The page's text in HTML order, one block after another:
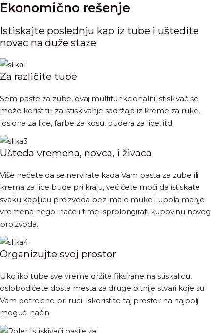
Ekonomično rešenje
Istiskajte poslednju kap iz tube i uštedite
novac na duže staze
Za različite tube
Sem paste za zube, ovaj multifunkcionalni istiskivač se
može koristiti i za istiskivanje sadržaja iz kreme za ruke,
losiona za lice, farbe za kosu, pudera za lice, itd.
Ušteda vremena, novca, i živaca
Više nećete da se nervirate kada Vam pasta za zube ili
krema za lice bude pri kraju, već ćete moći da istiskate
svaku kapljicu proizvoda bez imalo muke i upola manje
vremena nego inače i time isprolongirati kupovinu novog
proizvoda.
Organizujte svoj prostor
Ukoliko tube sve vreme držite fiksirane na stiskalicu,
oslobodićete dosta mesta za druge bitnije stvari koje su
Vam potrebne pri ruci. Iskoristite taj prostor na najbolji
mogući način.